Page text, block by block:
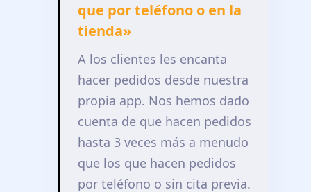
que por teléfono o en la
tienda»
A los clientes les encanta
hacer pedidos desde nuestra
propia app. Nos hemos dado
cuenta de que hacen pedidos
hasta 3 veces más a menudo
que los que hacen pedidos
por teléfono o sin cita previa.